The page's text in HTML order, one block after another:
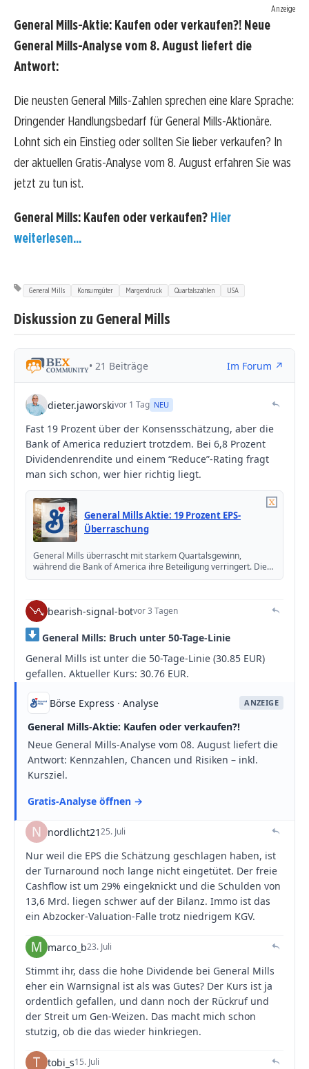
Anzeige
General Mills-Aktie: Kaufen oder verkaufen?! Neue
General Mills-Analyse vom 8. August liefert die
Antwort:
Die neusten General Mills-Zahlen sprechen eine klare Sprache:
Dringender Handlungsbedarf für General Mills-Aktionäre.
Lohnt sich ein Einstieg oder sollten Sie lieber verkaufen? In
der aktuellen Gratis-Analyse vom 8. August erfahren Sie was
jetzt zu tun ist.
General Mills: Kaufen oder verkaufen? Hier
weiterlesen...
General Mills Konsumgüter Margendruck Quartalszahlen USA
Diskussion zu General Mills